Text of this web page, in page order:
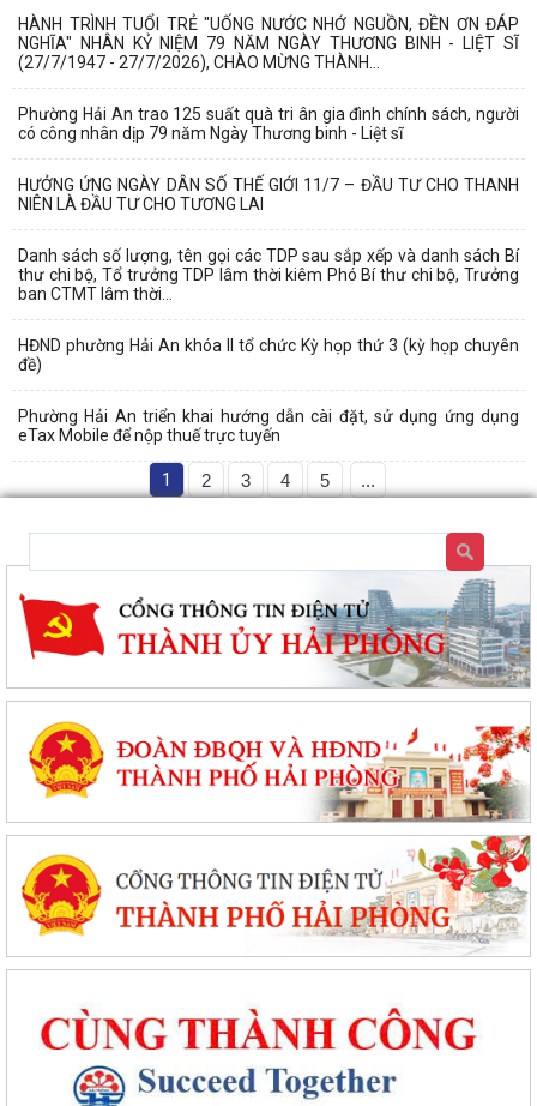
HÀNH TRÌNH TUỔI TRẺ "UỐNG NƯỚC NHỚ NGUỒN, ĐỀN ƠN ĐÁP
NGHĨA" NHÂN KỶ NIỆM 79 NĂM NGÀY THƯƠNG BINH - LIỆT SĨ
(27/7/1947 - 27/7/2026), CHÀO MỪNG THÀNH...
Phường Hải An trao 125 suất quà tri ân gia đình chính sách, người
có công nhân dịp 79 năm Ngày Thương binh - Liệt sĩ
HƯỞNG ỨNG NGÀY DÂN SỐ THẾ GIỚI 11/7 – ĐẦU TƯ CHO THANH
NIÊN LÀ ĐẦU TƯ CHO TƯƠNG LAI
Danh sách số lượng, tên gọi các TDP sau sắp xếp và danh sách Bí
thư chi bộ, Tổ trưởng TDP lâm thời kiêm Phó Bí thư chi bộ, Trưởng
ban CTMT lâm thời...
HĐND phường Hải An khóa II tổ chức Kỳ họp thứ 3 (kỳ họp chuyên
đề)
Phường Hải An triển khai hướng dẫn cài đặt, sử dụng ứng dụng
eTax Mobile để nộp thuế trực tuyến
1 2 3 4 5 ...